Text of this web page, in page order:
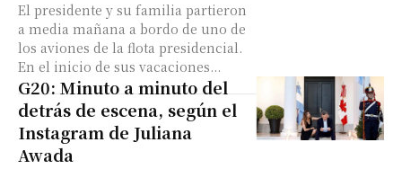
El presidente y su familia partieron
a media mañana a bordo de uno de
los aviones de la flota presidencial.
En el inicio de sus vacaciones...
G20: Minuto a minuto del
detrás de escena, según el
Instagram de Juliana
Awada